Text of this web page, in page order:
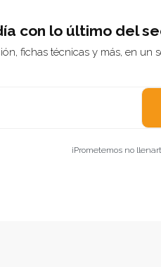
con lo último del
fichas técnicas y más, en un
¡Prometemos no